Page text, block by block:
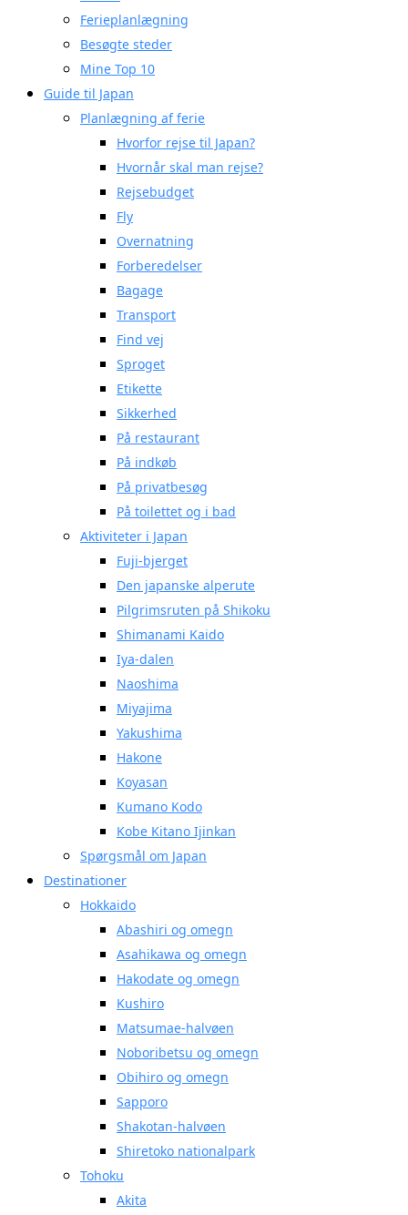
Ferieplanlægning
Besøgte steder
Mine Top 10
Guide til Japan
Planlægning af ferie
Hvorfor rejse til Japan?
Hvornår skal man rejse?
Rejsebudget
Fly
Overnatning
Forberedelser
Bagage
Transport
Find vej
Sproget
Etikette
Sikkerhed
På restaurant
På indkøb
På privatbesøg
På toilettet og i bad
Aktiviteter i Japan
Fuji-bjerget
Den japanske alperute
Pilgrimsruten på Shikoku
Shimanami Kaido
Iya-dalen
Naoshima
Miyajima
Yakushima
Hakone
Koyasan
Kumano Kodo
Kobe Kitano Ijinkan
Spørgsmål om Japan
Destinationer
Hokkaido
Abashiri og omegn
Asahikawa og omegn
Hakodate og omegn
Kushiro
Matsumae-halvøen
Noboribetsu og omegn
Obihiro og omegn
Sapporo
Shakotan-halvøen
Shiretoko nationalpark
Tohoku
Akita